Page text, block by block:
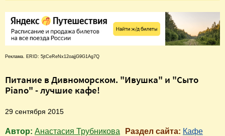
Реклама. ERID: 5jtCeReNx12oajjG9G1Ag7Q
Питание в Дивноморском. "Ивушка" и "Сыто
Piano" - лучшие кафе!
29 сентября 2015
Автор: Анастасия Трубникова Раздел сайта: Кафе